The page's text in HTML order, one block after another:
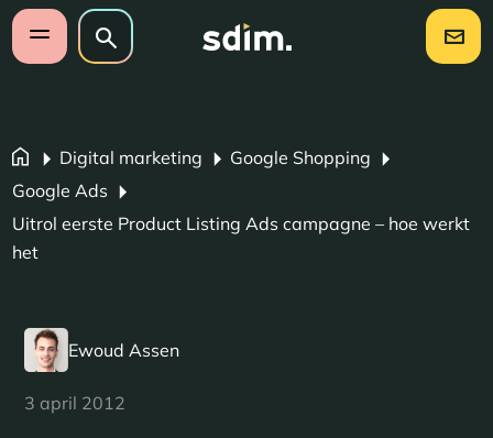
Navigatie overslaan
Open mobiel menu
Zoeken op website
Zoeken
Digital marketing
Google Shopping
Google Ads
Uitrol eerste Product Listing Ads campagne – hoe werkt
het
Ewoud Assen
3 april 2012